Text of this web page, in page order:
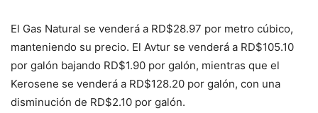
El Gas Natural se venderá a RD$28.97 por metro cúbico,
manteniendo su precio. El Avtur se venderá a RD$105.10
por galón bajando RD$1.90 por galón, mientras que el
Kerosene se venderá a RD$128.20 por galón, con una
disminución de RD$2.10 por galón.